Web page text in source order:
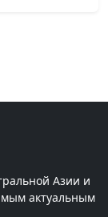
Азии и
актуальным